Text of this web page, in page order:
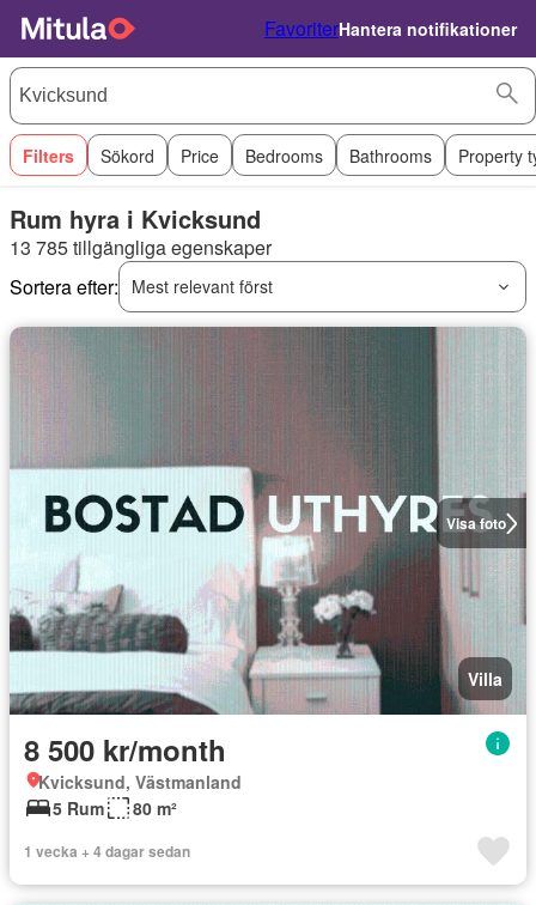
FavoriterHantera notifikationer
Filters Sökord Price Bedrooms Bathrooms Property
Rum hyra i Kvicksund
13 785 tillgängliga egenskaper
Sortera efter:
Mest relevant först
Visa foto
Villa
8 500 kr/month
Kvicksund, Västmanland
5 Rum
80 m²
1 vecka + 4 dagar sedan